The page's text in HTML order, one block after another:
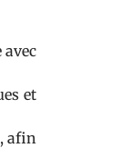
avec
et
afin